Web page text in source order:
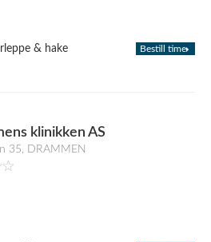
& hake Bestill time
klinikken AS
35, DRAMMEN